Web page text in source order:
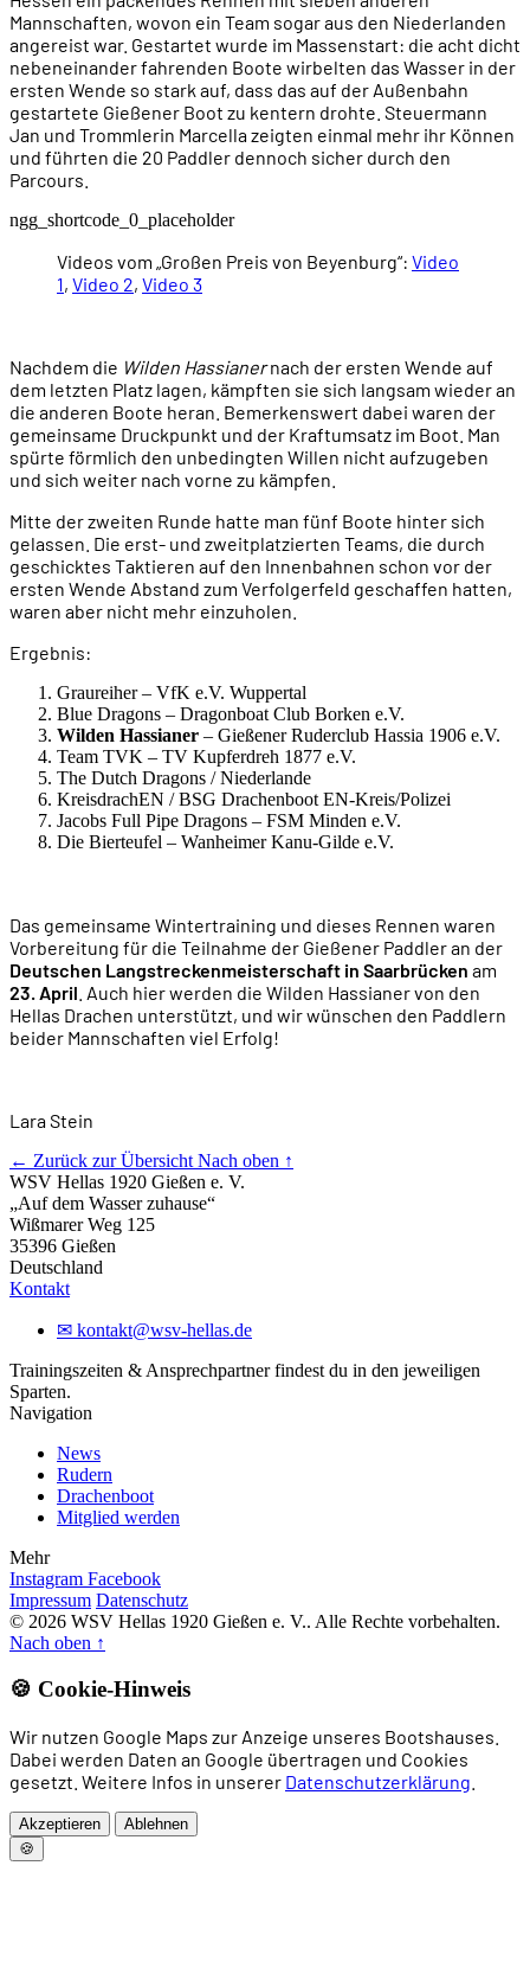
Mannschaften, wovon ein Team sogar aus den Niederlanden
angereist war. Gestartet wurde im Massenstart: die acht dicht
nebeneinander fahrenden Boote wirbelten das Wasser in der
ersten Wende so stark auf, dass das auf der Außenbahn
gestartete Gießener Boot zu kentern drohte. Steuermann
Jan und Trommlerin Marcella zeigten einmal mehr ihr Können
und führten die 20 Paddler dennoch sicher durch den
Parcours.
ngg_shortcode_0_placeholder
Videos vom „Großen Preis von Beyenburg“: Video
1, Video 2, Video 3
Nachdem die Wilden Hassianernach der ersten Wende auf
dem letzten Platz lagen, kämpften sie sich langsam wieder an
die anderen Boote heran. Bemerkenswert dabei waren der
gemeinsame Druckpunkt und der Kraftumsatz im Boot. Man
spürte förmlich den unbedingten Willen nicht aufzugeben
und sich weiter nach vorne zu kämpfen.
Mitte der zweiten Runde hatte man fünf Boote hinter sich
gelassen. Die erst- und zweitplatzierten Teams, die durch
geschicktes Taktieren auf den Innenbahnen schon vor der
ersten Wende Abstand zum Verfolgerfeld geschaffen hatten,
waren aber nicht mehr einzuholen.
Ergebnis:
Graureiher – VfK e.V. Wuppertal
Blue Dragons – Dragonboat Club Borken e.V.
Wilden Hassianer – Gießener Ruderclub Hassia 1906 e.V.
Team TVK – TV Kupferdreh 1877 e.V.
The Dutch Dragons / Niederlande
KreisdrachEN / BSG Drachenboot EN-Kreis/Polizei
Jacobs Full Pipe Dragons – FSM Minden e.V.
Die Bierteufel – Wanheimer Kanu-Gilde e.V.
Das gemeinsame Wintertraining und dieses Rennen waren
Vorbereitung für die Teilnahme der Gießener Paddler an der
Deutschen Langstreckenmeisterschaft in Saarbrücken am
23. April . Auch hier werden die Wilden Hassianer von den
Hellas Drachen unterstützt, und wir wünschen den Paddlern
beider Mannschaften viel Erfolg!
Lara Stein
← Zurück zur Übersicht Nach oben ↑
WSV Hellas 1920 Gießen e. V.
„Auf dem Wasser zuhause“
Wißmarer Weg 125
35396 Gießen
Deutschland
Kontakt
✉ kontakt@wsv-hellas.de
Trainingszeiten & Ansprechpartner findest du in den jeweiligen
Sparten.
Navigation
News
Rudern
Drachenboot
Mitglied werden
Mehr
Instagram Facebook
Impressum Datenschutz
© 2026 WSV Hellas 1920 Gießen e. V.. Alle Rechte vorbehalten.
Nach oben ↑
🍪 Cookie-Hinweis
Wir nutzen Google Maps zur Anzeige unseres Bootshauses.
Dabei werden Daten an Google übertragen und Cookies
gesetzt. Weitere Infos in unserer Datenschutzerklärung
Akzeptieren
Ablehnen
🍪